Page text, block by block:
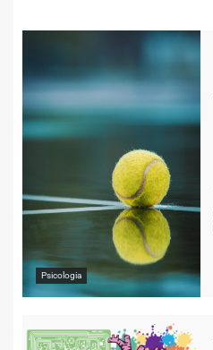
Psicologia